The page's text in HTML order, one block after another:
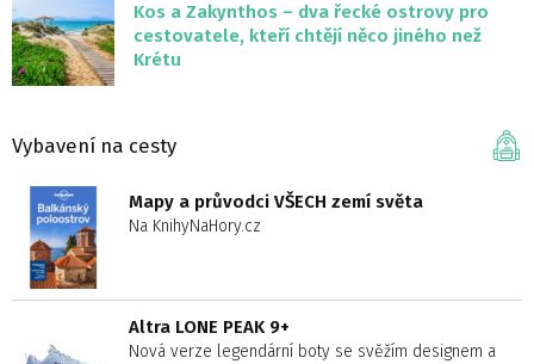
Kos a Zakynthos – dva řecké ostrovy pro
cestovatele, kteří chtějí něco jiného než
Krétu
Vybavení na cesty
Mapy a průvodci VŠECH zemí světa
Na KnihyNaHory.cz
Altra LONE PEAK 9+
Nová verze legendární boty se svěžím designem a